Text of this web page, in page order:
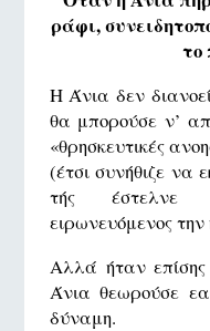
ράφι,
Η Άνια δεν
θα μπορούσε ν’
«θρησκευτικές
(έτσι συνήθιζε
τής έστελνε
ειρωνευόμενος την
Αλλά ήταν
Άνια θεωρούσε
δύναμη.